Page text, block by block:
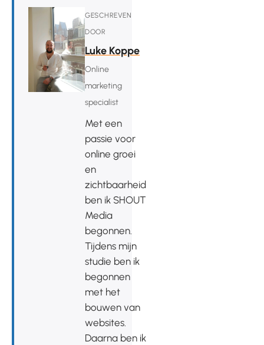
GESCHREVEN
DOOR
Luke Koppe
Online
marketing
specialist
Met een
passie voor
online groei
en
zichtbaarheid
ben ik SHOUT
Media
begonnen.
Tijdens mijn
studie ben ik
begonnen
met het
bouwen van
websites.
Daarna ben ik